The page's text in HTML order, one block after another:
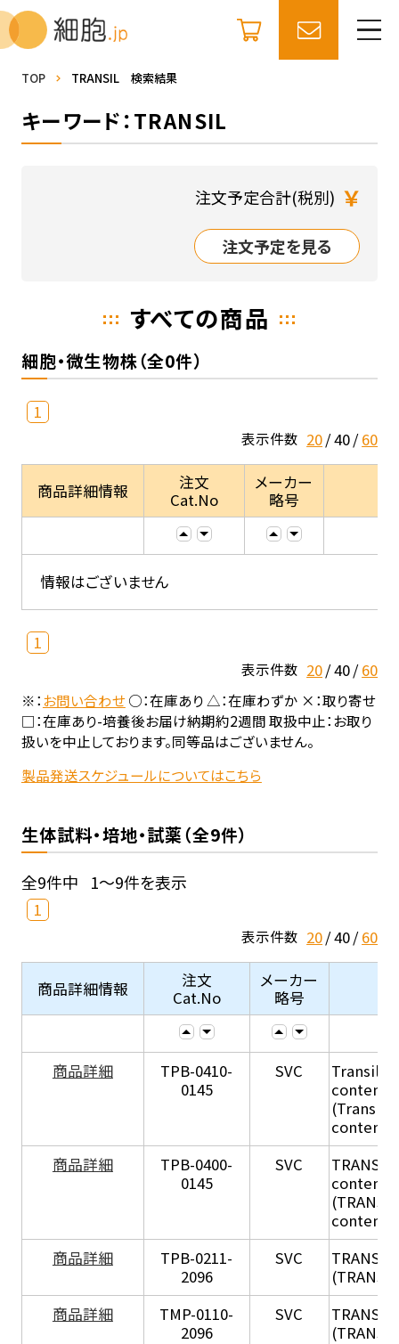
TOP TRANSIL 検索結果
キーワード：TRANSIL
注文予定合計(税別) ￥
注文予定を見る
すべての商品
細胞・微生物株（全0件）
1
表示件数 20 40 60
商品詳細情報
注文
Cat.No
メーカー
略号
情報はございません
1
表示件数 20 40 60
※：お問い合わせ○：在庫あり △：在庫わずか ×：取り寄せ
□：在庫あり-培養後お届け納期約2週間 取扱中止：お取り
扱いを中止しております。同等品はございません。
製品発送スケジュールについてはこちら
生体試料・培地・試薬（全9件）
全9件中 1～9件を表示
1
表示件数 20 40 60
商品詳細情報
注文
Cat.No
メーカー
略号
商品詳細
TPB-0410-
0145
SVC
Transil
content
(Transil
content
商品詳細
TPB-0400-
0145
SVC
content
content
商品詳細
TPB-0211-
2096
SVC TRANSIL
商品詳細
TMP-0110-
2096
SVC TRANSIL